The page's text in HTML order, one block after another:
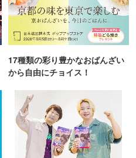
17種類の彩り豊かなおばんざい
から自由にチョイス！